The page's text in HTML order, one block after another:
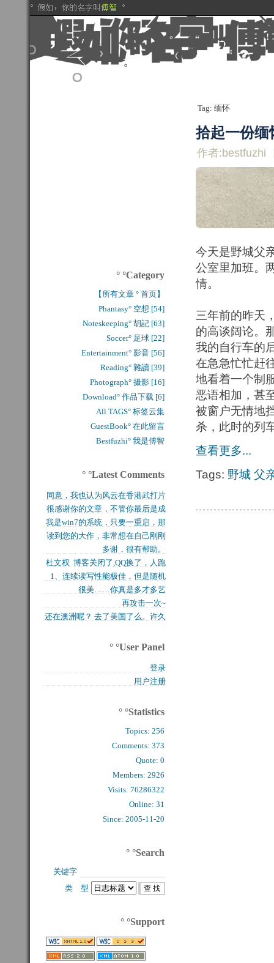
Tag: 缅怀
拾起一份缅
作者:bestfuzhi
今天是野城父
公室里加班。
情。
三年前的昨天
的高谈阔论。
我的自行车的
在急急忙忙赶
地看着一个制
恶语相加，甚
被窗户无情地
杀，此时的列
查看更多...
Tags: 野城 父
° °Category
【所有文章 ° 首页】
Phantasy° 空想 [54]
Noteskeeping° 胡記 [63]
Soccer° 足球 [22]
Entertainment° 影音 [56]
Reading° 雜讀 [39]
Photograph° 摄影 [16]
Download° 作品下载 [6]
All TAGS° 标签云集
GuestBook° 在此留言
Bestfuzhi° 我是傅智
° °Latest Comments
同意，我也认为风云在香港武打片
历史上是绝无仅有的，...
很感谢你的文章，不管你最后是成
功还是失败，能让后来...
我是win7的系统，只要一重启，那
块MFT盘就无法...
读到您的大作，非常想在自己刚刚
买的固态硬盘上试试，...
多谢，很有帮助。
杜文权 博客关闭了,QQ换了，人跑
了 新的QQ...
1、连续读写性能极佳，但是随机
写入性能极差（这对于...
很美……你真是多才多艺
再攻击一次~
还在澳洲呢？ 去了美国了么。许久
° °User Panel
登录
用户注册
° °Statistics
Topics:256
Comments: 373
Quote: 0
Members: 2926
Visits: 76286322
Online: 31
Since: 2005-11-20
° °Search
关键字
类 型
° °Support